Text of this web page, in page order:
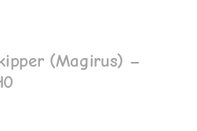
(Magirus) –